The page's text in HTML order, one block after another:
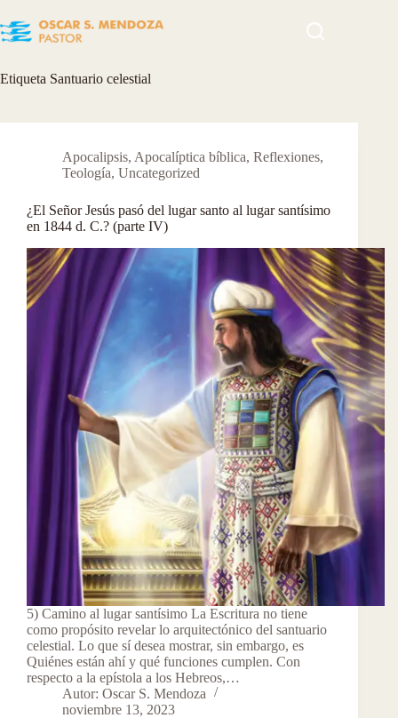
to
content
Etiqueta Santuario celestial
Apocalipsis, Apocalíptica bíblica, Reflexiones,
Teología, Uncategorized
¿El Señor Jesús pasó del lugar santo al lugar santísimo
en 1844 d. C.? (parte IV)
5) Camino al lugar santísimo La Escritura no tiene
como propósito revelar lo arquitectónico del santuario
celestial. Lo que sí desea mostrar, sin embargo, es
Quiénes están ahí y qué funciones cumplen. Con
respecto a la epístola a los Hebreos,…
Autor: Oscar S. Mendoza
noviembre 13, 2023